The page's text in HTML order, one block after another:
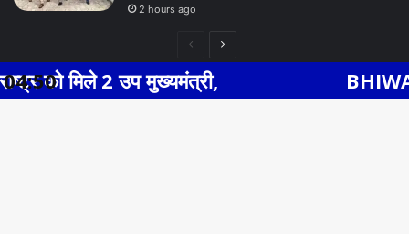
2 hours ago
Previous
page
Next
Facebook Twitter WhatsApp Telegram
2 उप मुख्यमंत्री, BHIWADI
04:50